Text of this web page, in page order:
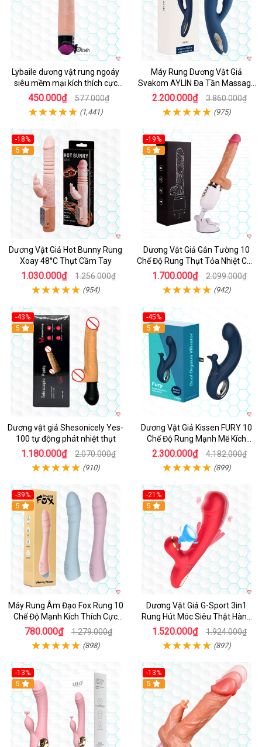
Lybaile dương vật rung ngoáy
siêu mềm mại kích thích cực
mạnh
450.000₫ 577.000₫
(1,441)
Máy Rung Dương Vật Giả
Svakom AYLIN Đa Tần Massage
Sướng
2.200.000₫ 3.860.000₫
(975)
-18%
Hot
5
Dương Vật Giả Hot Bunny Rung
Xoay 48°C Thụt Cầm Tay
1.030.000₫ 1.256.000₫
(954)
-19%
Hot
5
Dương Vật Giả Gắn Tường 10
Chế Độ Rung Thụt Tỏa Nhiệt Cao
Cấp
1.700.000₫ 2.099.000₫
(942)
-43%
5
Dương vật giả Shesonicely Yes-
100 tự động phát nhiệt thụt
1.180.000₫ 2.070.000₫
(910)
-45%
Hot
5
Dương Vật Giả Kissen FURY 10
Chế Độ Rung Mạnh Mẽ Kích
Thích
2.300.000₫ 4.182.000₫
(899)
-39%
Hot
5
Máy Rung Âm Đạo Fox Rung 10
Chế Độ Mạnh Kích Thích Cực
Sướng
780.000₫ 1.279.000₫
(898)
-21%
Hot
5
Dương Vật Giả G-Sport 3in1
Rung Hút Móc Siêu Thật Hàng
Hot
1.520.000₫ 1.924.000₫
(897)
-13%
Hot
5
-13%
Hot
5